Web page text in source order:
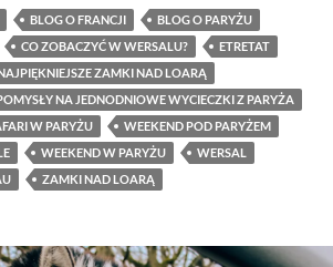
BLOG O FRANCJI
BLOG O PARYŻU
CO ZOBACZYĆ W WERSALU?
ETRETAT
ZAMKI NAD LOARĄ
NA JEDNODNIOWE WYCIECZKI Z PARYŻA
W PARYŻU
WEEKEND POD PARYŻEM
WEEKEND W PARYŻU
WERSAL
ZAMKI NAD LOARĄ